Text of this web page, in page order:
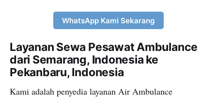
WhatsApp Kami Sekarang
Layanan Sewa Pesawat Ambulance
dari Semarang, Indonesia ke
Pekanbaru, Indonesia
Kami adalah penyedia layanan Air Ambulance